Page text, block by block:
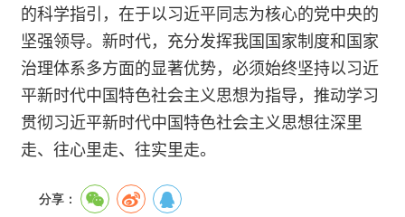
的科学指引，在于以习近平同志为核心的党中央的
坚强领导。新时代，充分发挥我国国家制度和国家
治理体系多方面的显著优势，必须始终坚持以习近
平新时代中国特色社会主义思想为指导，推动学习
贯彻习近平新时代中国特色社会主义思想往深里
走、往心里走、往实里走。
分享：